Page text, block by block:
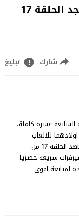
مشاهدة مسلسل لعبة وقلبت بجد الحلقة 17
شارك تبليغ
عشرة كاملة،
للالعاب
الالكترونية التي قلبت حياتهم راسا على عقب. شاهد الحلقة 17 من
سريعة حصريا
لمتابعة اقوى